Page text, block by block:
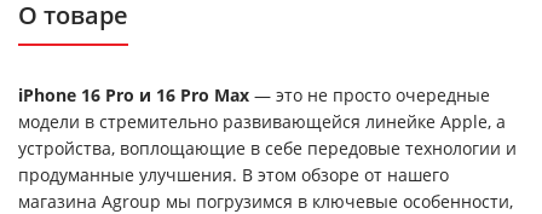
О товаре
iPhone 16 Pro и 16 Pro Max — это не просто очередные
модели в стремительно развивающейся линейке Apple, а
устройства, воплощающие в себе передовые технологии и
продуманные улучшения. В этом обзоре от нашего
магазина Agroup мы погрузимся в ключевые особенности,